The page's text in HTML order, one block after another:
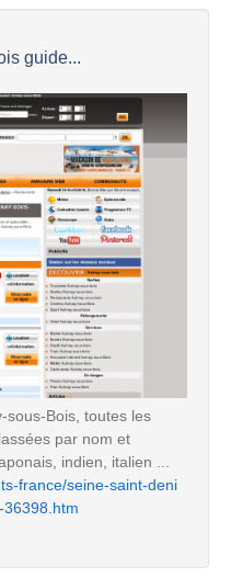
guide...
sous-Bois, toutes les
par nom et
indien, italien ...
france/seine-saint-deni